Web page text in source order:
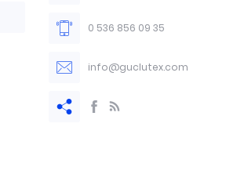
0 536 856 09 35
info@guclutex.com